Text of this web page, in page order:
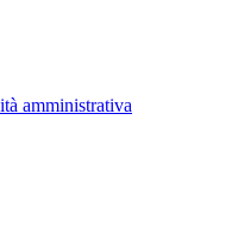
amministrativa